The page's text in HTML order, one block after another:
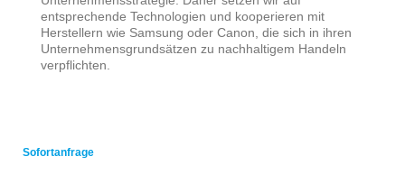
entsprechende Technologien und kooperieren mit
Herstellern wie Samsung oder Canon, die sich in ihren
Unternehmensgrundsätzen zu nachhaltigem Handeln
verpflichten.
Sofortanfrage